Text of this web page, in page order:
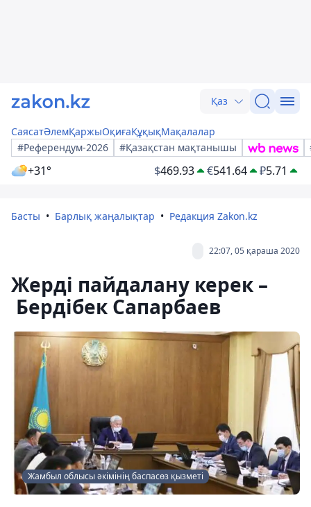
Қаз
СаясатӘлемҚаржыОқиғаҚұқықМақалалар
#Референдум-2026
#Қазақстан мақтанышы
+31° $469.93 €541.64 ₽5.71
Басты Барлық жаңалықтар Редакция Zakon.kz
22:07, 05 қараша 2020
Жерді пайдалану керек –
Бердібек Сапарбаев
Жамбыл облысы әкімінің баспасөз қызметі